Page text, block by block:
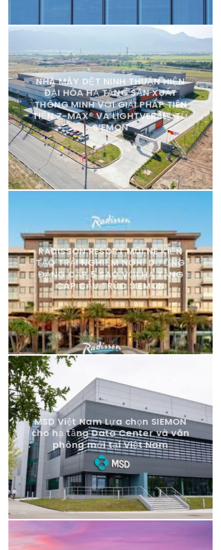
NHÀ MÁY DỆT NINH THUẬN HIỆN
ĐẠI HÓA HẠ TẦNG SẢN XUẤT
THÔNG MINH VỚI GIẢI PHÁP TIÊN
TIẾN Z-MAX® VÀ LIGHTVERSE® TỪ
SIEMON
RADISSON RESORT MŨI NÉ KIẾN
TẠO TRẢI NGHIỆM NGHỈ DƯỠNG
ĐẲNG CẤP 5 SAO VỚI HẠ TẦNG
CÁP CẤU TRÚC SIEMON
MSD Việt Nam Lựa chọn SIEMON
cho hạ tầng Data Center và văn
phòng mới tại Việt Nam